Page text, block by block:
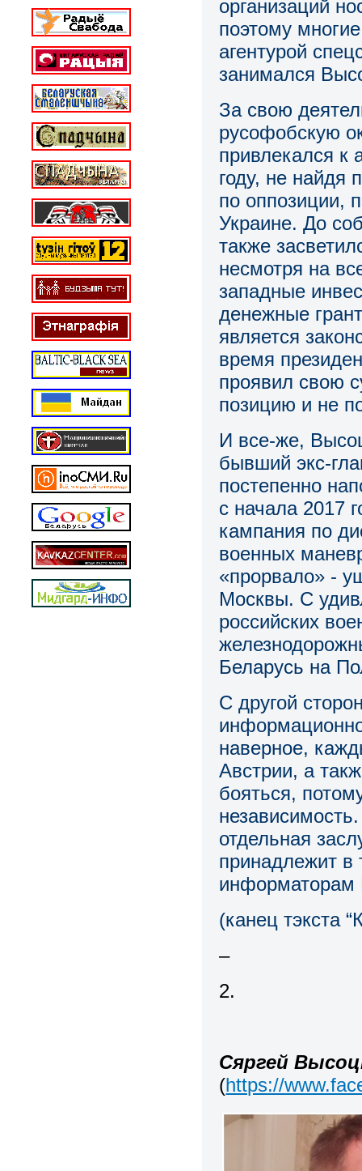
организаций
поэтому
агентурoй
занимался
За свою
русофобскую
привлекался к
году, не найдя
по оппозиции,
Украине. До
также
несмотря на
западные
денежные
является
время
проявил свою
позицию и не
И все-же,
бывший экс-
постепенно
с начала 2017
кампания по
военных
«прорвало» ‑
Москвы. С
российских
Беларусь на
С другой
наверное,
Австрии, а
бояться,
отдельная
принадлежит
информаторам
(канец тэкста
–
2.
Сяргей
(https://